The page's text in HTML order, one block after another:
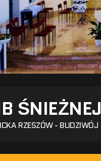
ŚNIEŻNEJ
RZESZÓW - BUDZIWÓJ